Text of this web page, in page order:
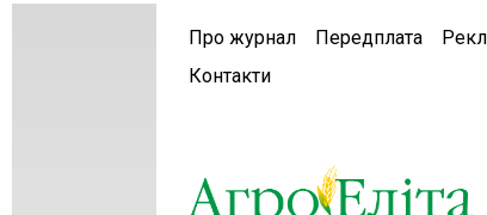
Про журнал Передплата
Контакти